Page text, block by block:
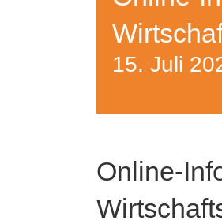
15. Juli
Online-